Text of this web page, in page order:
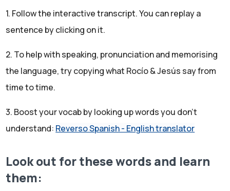
2022.
Rocío:
¡Oh, qué experiencia!
Por primera vez, además.
Rocío:
Increíble. Y... Pero bueno, antes de contaros nuestra
Jesús:
Y no sólo en el festival, sino también nuestra experiencia
Sí, pero antes vamos a hablar de qué es Eurovisión. Hay
muchos oyentes que probablemente o no conocen el
1. Follow the interactive transcript. You can replay a
sentence by clicking on it.
2. To help with speaking, pronunciation and memorising
the language, try copying what Rocío & Jesús say from
time to time.
3. Boost your vocab by looking up words you don't
understand: Reverso Spanish - English translator
Look out for these words and learn
them: